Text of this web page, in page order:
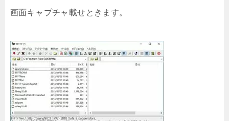
画面キャプチャ載せときます。